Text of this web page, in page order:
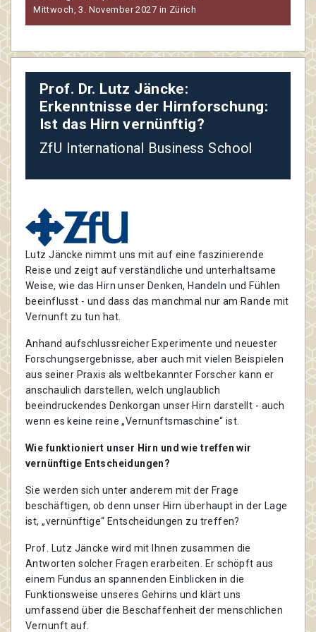
Mittwoch, 3. November 2027 in Zürich
Prof. Dr. Lutz Jäncke:
Erkenntnisse der Hirnforschung:
Ist das Hirn vernünftig?
ZfU International Business School
Lutz Jäncke nimmt uns mit auf eine faszinierende
Reise und zeigt auf verständliche und unterhaltsame
Weise, wie das Hirn unser Denken, Handeln und Fühlen
beeinflusst - und dass das manchmal nur am Rande mit
Vernunft zu tun hat.
Anhand aufschlussreicher Experimente und neuester
Forschungsergebnisse, aber auch mit vielen Beispielen
aus seiner Praxis als weltbekannter Forscher kann er
anschaulich darstellen, welch unglaublich
beeindruckendes Denkorgan unser Hirn darstellt - auch
wenn es keine reine „Vernunftsmaschine“ ist.
Wie funktioniert unser Hirn und wie treffen wir
vernünftige Entscheidungen?
Sie werden sich unter anderem mit der Frage
beschäftigen, ob denn unser Hirn überhaupt in der Lage
ist, „vernünftige“ Entscheidungen zu treffen?
Prof. Lutz Jäncke wird mit Ihnen zusammen die
Antworten solcher Fragen erarbeiten. Er schöpft aus
einem Fundus an spannenden Einblicken in die
Funktionsweise unseres Gehirns und klärt uns
umfassend über die Beschaffenheit der menschlichen
Vernunft auf.